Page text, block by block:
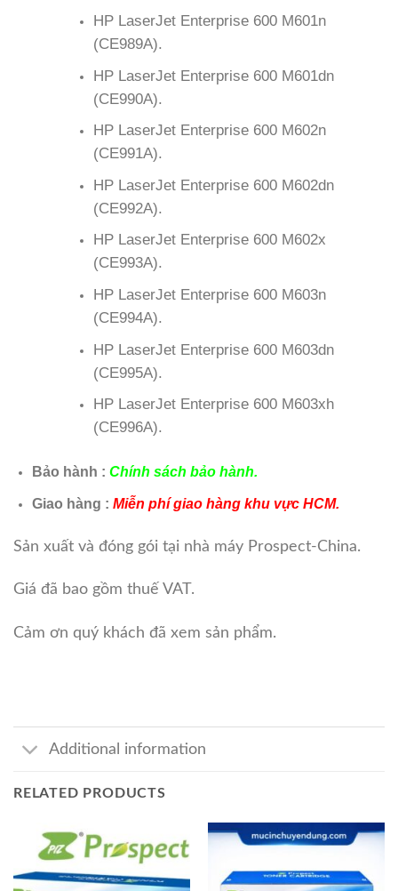
HP LaserJet Enterprise 600 M601n
(CE989A).
HP LaserJet Enterprise 600 M601dn
(CE990A).
HP LaserJet Enterprise 600 M602n
(CE991A).
HP LaserJet Enterprise 600 M602dn
(CE992A).
HP LaserJet Enterprise 600 M602x
(CE993A).
HP LaserJet Enterprise 600 M603n
(CE994A).
HP LaserJet Enterprise 600 M603dn
(CE995A).
HP LaserJet Enterprise 600 M603xh
(CE996A).
Bảo hành : Chính sách bảo hành.
Giao hàng : Miễn phí giao hàng khu vực HCM.
Sản xuất và đóng gói tại nhà máy Prospect-China.
Giá đã bao gồm thuế VAT.
Cảm ơn quý khách đã xem sản phẩm.
Additional information
RELATED PRODUCTS